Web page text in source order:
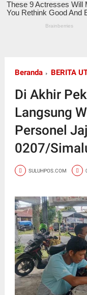
Beranda BERITA
Di Akhir
Langsung
Personel
0207/
SULUHPOS.COM